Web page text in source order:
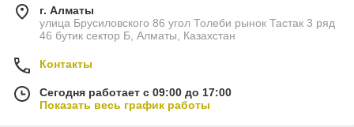
г. Алматы
улица Брусиловского 86 угол Толеби рынок Тастак 3 ряд
46 бутик сектор Б, Алматы, Казахстан
Контакты
Сегодня работает с 09:00 до 17:00
Показать весь график работы